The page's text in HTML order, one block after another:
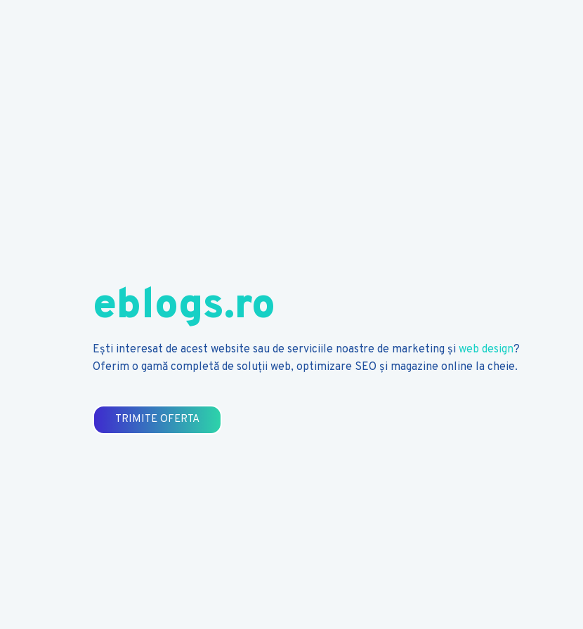
eblogs.ro
Ești interesat de acest website sau de serviciile noastre de marketing și web design?
Oferim o gamă completă de soluții web, optimizare SEO și magazine online la cheie.
TRIMITE OFERTA